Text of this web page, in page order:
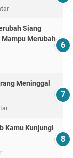
Siang
Merubah
Meninggal
Kamu Kunjungi